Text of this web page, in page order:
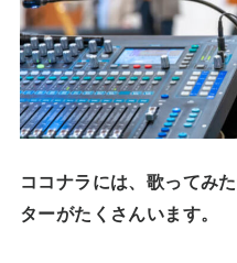
ココナラには、歌ってみ
ターがたくさんいます。